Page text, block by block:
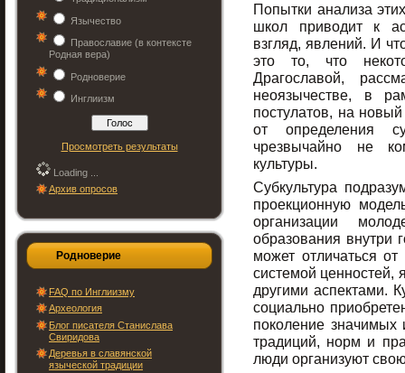
Язычество
Православие (в контексте
Родная вера)
Родноверие
Инглиизм
Просмотреть результаты
Loading ...
Архив опросов
Родноверие
FAQ по Инглиизму
Археология
Блог писателя Станислава
Свиридова
Деревья в славянской
языческой традиции
Попытки анализа
школ приводит к
взгляд, явлений. И
это то, что
Драгославой,
неоязычестве, в
постулатов, на
от определения
чрезвычайно не
культуры.
Субкультура
проекционную
организации
образования внутри
может отличаться
системой ценностей,
другими аспектами.
социально
поколение значимых
традиций, норм и
люди организуют